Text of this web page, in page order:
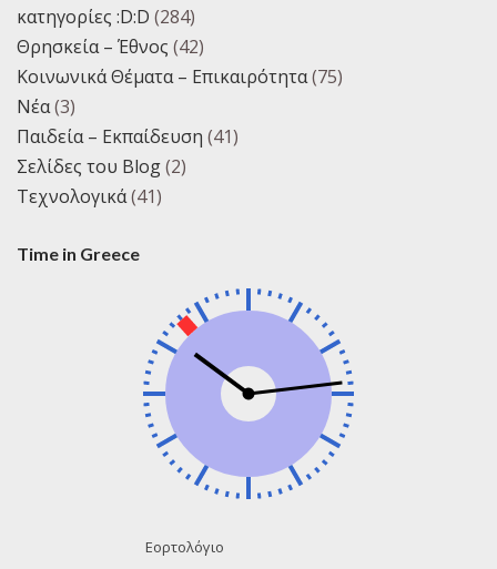
κατηγορίες :D:D (284)
Θρησκεία – Έθνος (42)
Κοινωνικά Θέματα – Επικαιρότητα(75)
Νέα(3)
Παιδεία – Εκπαίδευση (41)
Σελίδες του Blog(2)
Τεχνολογικά(41)
Time in Greece
Εορτολόγιο